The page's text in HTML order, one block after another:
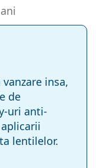
insa,
de
uri anti-
lentilelor.